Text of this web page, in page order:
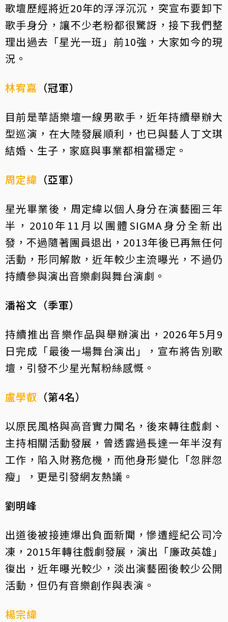
歌壇歷經將近20年的浮浮沉沉，突宣布要卸下
歌手身分，讓不少老粉都很驚訝，接下我們整
理出過去「星光一班」前10強，大家如今的現
況。
林宥嘉 （冠軍）
目前是華語樂壇一線男歌手，近年持續舉辦大
型巡演，在大陸發展順利，也已與藝人丁文琪
結婚、生子，家庭與事業都相當穩定。
周定緯 （亞軍）
星光畢業後，周定緯以個人身分在演藝圈三年
半，2010年11月以團體SIGMA身分全新出
發，不過隨著團員退出，2013年後已再無任何
活動，形同解散，近年較少主流曝光，不過仍
持續參與演出音樂劇與舞台演劇。
潘裕文（季軍）
持續推出音樂作品與舉辦演出，2026年5月9
日完成「最後一場舞台演出」，宣布將告別歌
壇，引發不少星光幫粉絲感慨。
盧學叡 （第4名）
以原民風格與高音實力聞名，後來轉往戲劇、
主持相關活動發展，曾透露過長達一年半沒有
工作，陷入財務危機，而他身形變化「忽胖忽
瘦」，更是引發網友熱議。
劉明峰
出道後被接連爆出負面新聞，慘遭經紀公司冷
凍，2015年轉往戲劇發展，演出「廉政英雄」
復出，近年曝光較少，淡出演藝圈後較少公開
活動，但仍有音樂創作與表演。
楊宗緯